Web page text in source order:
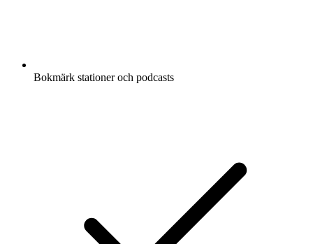
Bokmärk stationer och podcasts